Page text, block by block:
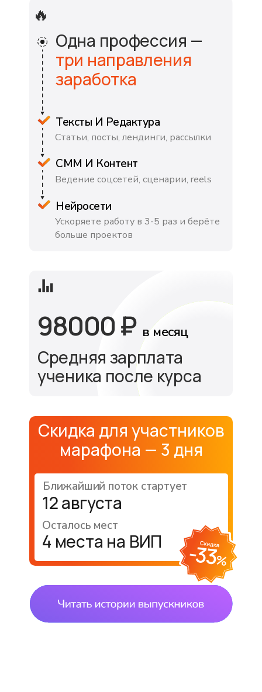
🔥
Одна профессия —
три направления
заработка
Осталось мест
4 места на ВИП
98000 ₽
Средняя зарплата
ученика после курса
Скидка для участников
марафона — 3 дня
12 августа
Ближайший поток стартует
в месяц
Нейросети
СММ И Контент
Тексты И Редактура
Ускоряете работу в 3-5 раз и берёте
больше проектов
Ведение соцсетей, сценарии, reels
Статьи, посты, лендинги, рассылки